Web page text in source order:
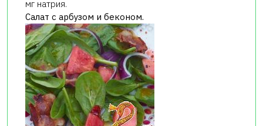
мг натрия.
Салат с арбузом и беконом.